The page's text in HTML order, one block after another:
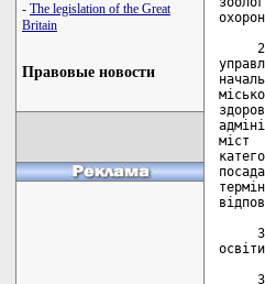
- The legislation of the Great
Britain
Правовые новости